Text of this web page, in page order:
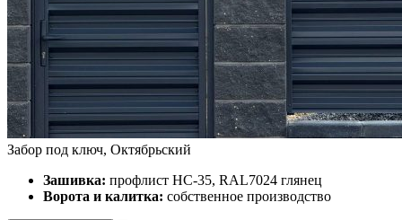
Забор под ключ, Октябрьский
Зашивка: профлист НС-35, RAL7024 глянец
Ворота и калитка: собственное производство